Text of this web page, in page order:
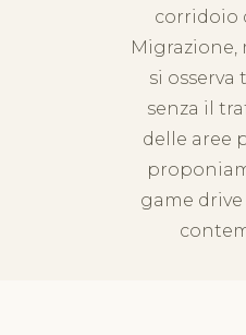
corridoio
Migrazione,
si
senza il
delle aree
game